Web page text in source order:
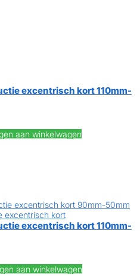
excentrisch kort 110mm-
aan winkelwagen
excentrisch kort 110mm-
aan winkelwagen